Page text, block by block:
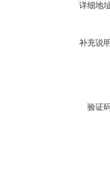
详细地
补充说
验证